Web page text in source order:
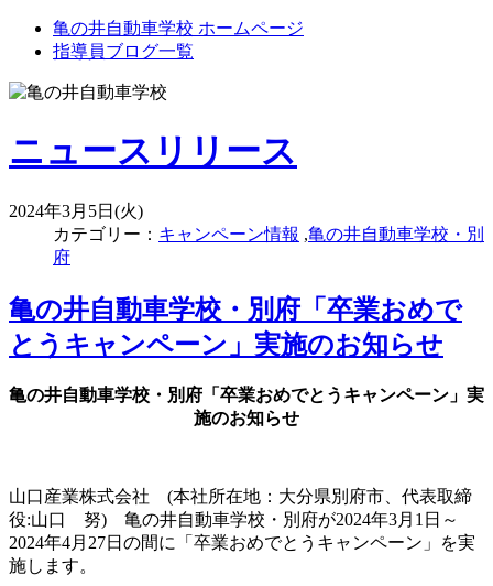
亀の井自動車学校 ホームページ
指導員ブログ一覧
ニュースリリース
2024年3月5日(火)
カテゴリー： キャンペーン情報 ,亀の井自動車学校・別
府
亀の井自動車学校・別府「卒業おめで
とうキャンペーン」実施のお知らせ
亀の井自動車学校・別府「卒業おめでとうキャンペーン」実
施のお知らせ
山口産業株式会社 (本社所在地：大分県別府市、代表取締
役:山口 努) 亀の井自動車学校・別府が2024年3月1日～
2024年4月27日の間に「卒業おめでとうキャンペーン」を実
施します。